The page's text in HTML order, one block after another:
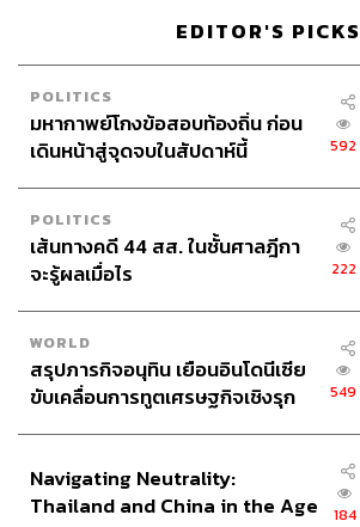
EDITOR'S PICKS
POLITICS
มหากาพย์โกงข้อสอบท้องถิ่น ก่อน
เดินหน้าสู่จุดจบในสัปดาห์นี้
592
POLITICS
เส้นทางคดี 44 สส. ในชั้นศาลฎีกา
จะรู้ผลเมื่อไร
222
WORLD
สรุปภารกิจอนุทิน เยือนอินโดนีเซีย
ขับเคลื่อนการทูตเศรษฐกิจเชิงรุก
549
Navigating Neutrality:
Thailand and China in the Age
184